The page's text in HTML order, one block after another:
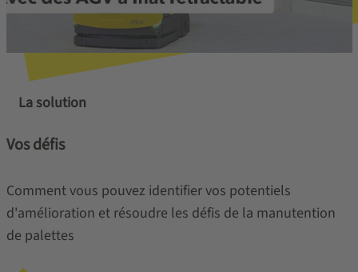
La solution
Vos défis
Comment vous pouvez identifier vos potentiels
d'amélioration et résoudre les défis de la manutention
de palettes